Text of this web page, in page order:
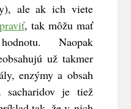
ale ak ich viete
, tak môžu mať
Naopak
už takmer
enzýmy a obsah
je tiež